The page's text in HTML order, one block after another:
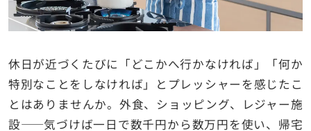
休日が近づくたびに「どこかへ行かなければ」「何か
特別なことをしなければ」とプレッシャーを感じたこ
とはありませんか。外食、ショッピング、レジャー施
設——気づけば一日で数千円から数万円を使い、帰宅